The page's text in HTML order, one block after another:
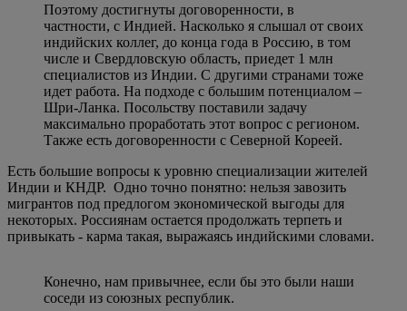
Поэтому достигнуты договоренности, в
частности, с Индией. Насколько я слышал от своих
индийских коллег, до конца года в Россию, в том
числе и Свердловскую область, приедет 1 млн
специалистов из Индии. С другими странами тоже
идет работа. На подходе с большим потенциалом –
Шри-Ланка. Посольству поставили задачу
максимально проработать этот вопрос с регионом.
Также есть договоренности с Северной Кореей.
Есть большие вопросы к уровню специализации жителей
Индии и КНДР. Одно точно понятно: нельзя завозить
мигрантов под предлогом экономической выгоды для
некоторых. Россиянам остается продолжать терпеть и
привыкать - карма такая, выражаясь индийскими словами.
Конечно, нам привычнее, если бы это были наши
соседи из союзных республик.